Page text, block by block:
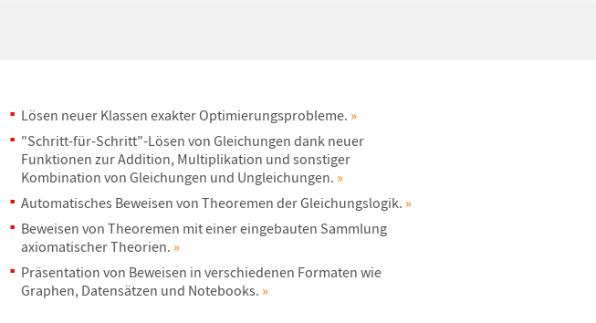
Lösen neuer Klassen exakter Optimierungsprobleme. »
"Schritt-für-Schritt"-Lösen von Gleichungen dank neuer
Funktionen zur Addition, Multiplikation und sonstiger
Kombination von Gleichungen und Ungleichungen. »
Automatisches Beweisen von Theoremen der Gleichungslogik. »
Beweisen von Theoremen mit einer eingebauten Sammlung
axiomatischer Theorien. »
Präsentation von Beweisen in verschiedenen Formaten wie
Graphen, Datensätzen und Notebooks. »